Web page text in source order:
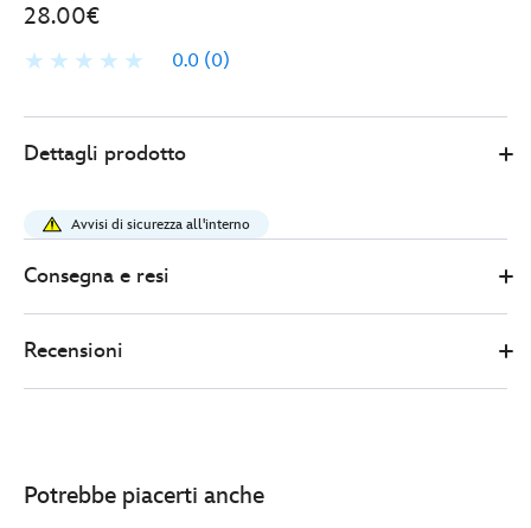
28.00€
0.0 (0)
Store
28.00
pin-
edizione-
limitata-
may-
Dettagli prodotto
Avvisi di sicurezza all'interno
Consegna e resi
Recensioni
Potrebbe piacerti anche